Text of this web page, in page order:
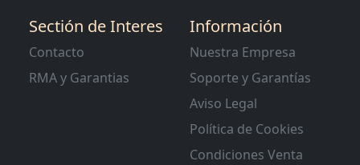
Sectión de Interes
Contacto
RMA y Garantias
Información
Nuestra Empresa
Soporte y Garantías
Aviso Legal
Política de Cookies
Condiciones Venta